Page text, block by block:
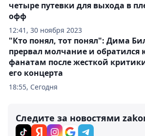
12:41, 30 ноября 2023
четыре путевки для выхода в
офф
18:55, Сегодня
"Кто понял, тот понял": Дима
прервал молчание и обратился
фанатам после жесткой
его концерта
Следите за новостями